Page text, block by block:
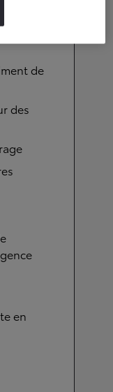
et un
de
des
en